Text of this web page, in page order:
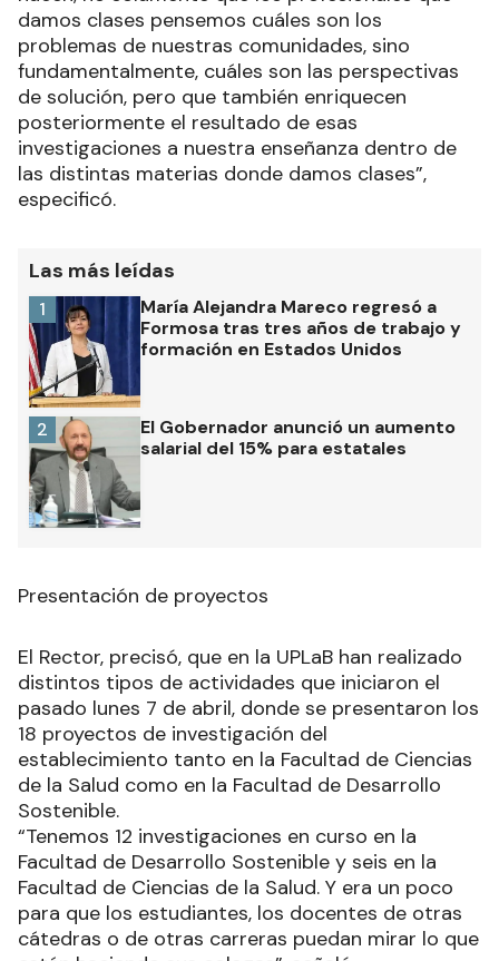
damos clases pensemos cuáles son los
problemas de nuestras comunidades, sino
fundamentalmente, cuáles son las perspectivas
de solución, pero que también enriquecen
posteriormente el resultado de esas
investigaciones a nuestra enseñanza dentro de
las distintas materias donde damos clases”,
especificó.
Las más leídas
María Alejandra Mareco regresó a
Formosa tras tres años de trabajo y
formación en Estados Unidos
1
El Gobernador anunció un aumento
salarial del 15% para estatales
2
Presentación de proyectos
El Rector, precisó, que en la UPLaB han realizado
distintos tipos de actividades que iniciaron el
pasado lunes 7 de abril, donde se presentaron los
18 proyectos de investigación del
establecimiento tanto en la Facultad de Ciencias
de la Salud como en la Facultad de Desarrollo
Sostenible.
“Tenemos 12 investigaciones en curso en la
Facultad de Desarrollo Sostenible y seis en la
Facultad de Ciencias de la Salud. Y era un poco
para que los estudiantes, los docentes de otras
cátedras o de otras carreras puedan mirar lo que